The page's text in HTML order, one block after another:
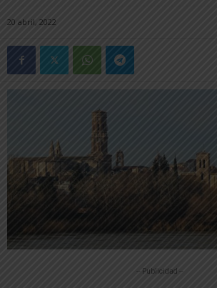
20 abril, 2022
-- Publicidad --